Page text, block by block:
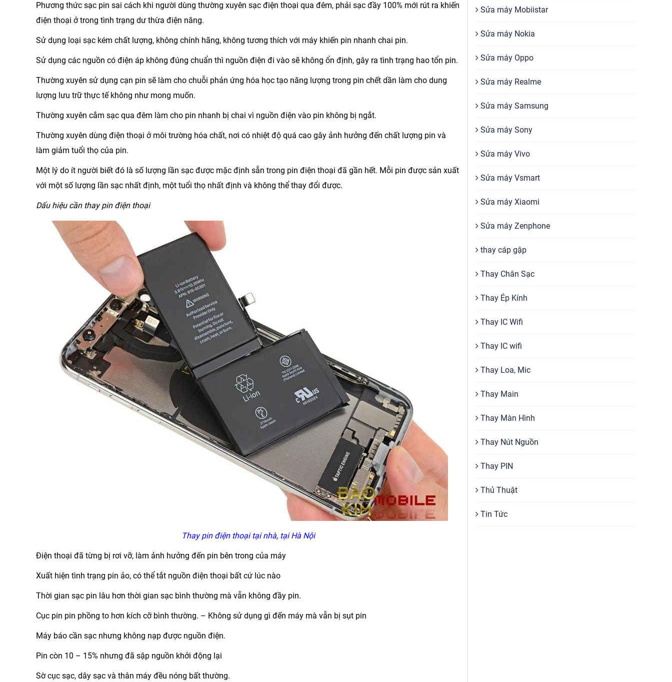
Phương thức sạc pin sai cách khi người dùng thường xuyên sạc điện thoại qua đêm, phải sạc đầy 100% mới rút ra khiến
điện thoại ở trong tình trạng dư thừa điện năng.
Sử dụng loại sạc kém chất lượng, không chính hãng, không tương thích với máy khiến pin nhanh chai pin.
Sử dụng các nguồn có điện áp không đúng chuẩn thì nguồn điện đi vào sẽ không ổn định, gây ra tình trạng hao tổn pin.
Thường xuyên sử dụng cạn pin sẽ làm cho chuỗi phản ứng hóa học tạo năng lượng trong pin chết dần làm cho dung
lượng lưu trữ thực tế không như mong muốn.
Thường xuyên cắm sạc qua đêm làm cho pin nhanh bị chai vì nguồn điện vào pin không bị ngắt.
Thường xuyên dùng điện thoại ở môi trường hóa chất, nơi có nhiệt độ quá cao gây ảnh hưởng đến chất lượng pin và
làm giảm tuổi thọ của pin.
Một lý do ít người biết đó là số lượng lần sạc được mặc định sẵn trong pin điện thoại đã gần hết. Mỗi pin được sản xuất
với một số lượng lần sạc nhất định, một tuổi thọ nhất định và không thể thay đổi được.
Dấu hiệu cần thay pin điện thoại
Thay pin điện thoại tại nhà, tại Hà Nội
Điện thoại đã từng bị rơi vỡ, làm ảnh hưởng đến pin bên trong của máy
Xuất hiện tình trạng pin ảo, có thể tắt nguồn điện thoại bất cứ lúc nào
Thời gian sạc pin lâu hơn thời gian sạc bình thường mà vẫn không đầy pin.
Cục pin pin phồng to hơn kích cỡ bình thường. – Không sử dụng gì đến máy mà vẫn bị sụt pin
Máy báo cần sạc nhưng không nạp được nguồn điện.
Pin còn 10 – 15% nhưng đã sập nguồn khởi động lại
Sờ cục sạc, dây sạc và thân máy đều nóng bất thường.
Sửa máy Mobiistar
Sửa máy Nokia
Sửa máy Oppo
Sửa máy Realme
Sửa máy Samsung
Sửa máy Sony
Sửa máy Vivo
Sửa máy Vsmart
Sửa máy Xiaomi
Sửa máy Zenphone
thay cáp gập
Thay Chân Sạc
Thay Ép Kính
Thay IC Wifi
Thay IC wifi
Thay Loa, Mic
Thay Main
Thay Màn Hình
Thay Nút Nguồn
Thay PIN
Thủ Thuật
Tin Tức